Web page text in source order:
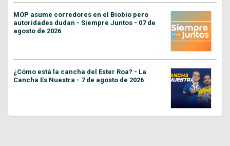
MOP asume corredores en el Biobío pero
autoridades dudan - Siempre Juntos - 07 de
agosto de 2026
¿Cómo está la cancha del Ester Roa? - La
Cancha Es Nuestra - 7 de agosto de 2026